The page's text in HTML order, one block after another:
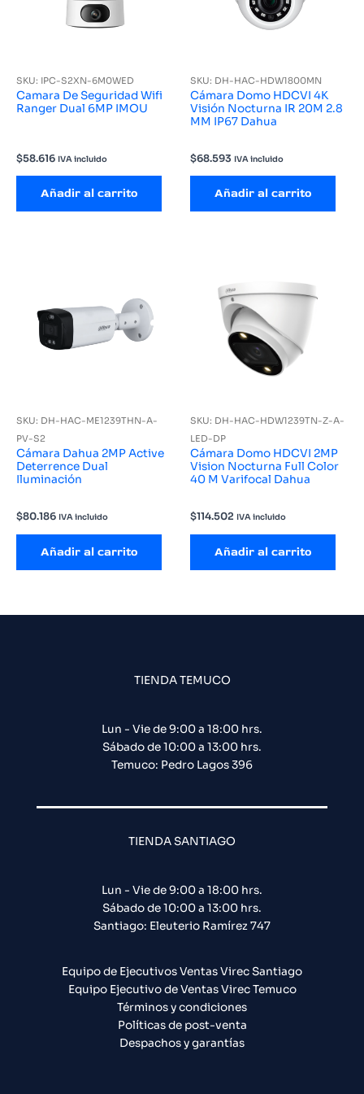
SKU: IPC-S2XN-6M0WED
Camara De Seguridad Wifi
Ranger Dual 6MP IMOU
$58.616 IVA incluido
Añadir al carrito
SKU: DH-HAC-HDW1800MN
Cámara Domo HDCVI 4K
Visión Nocturna IR 20M 2.8
MM IP67 Dahua
$68.593 IVA incluido
Añadir al carrito
SKU: DH-HAC-ME1239THN-A-
PV-S2
Cámara Dahua 2MP Active
Deterrence Dual
Iluminación
$80.186 IVA incluido
Añadir al carrito
SKU: DH-HAC-HDW1239TN-Z-A-
LED-DP
Cámara Domo HDCVI 2MP
Vision Nocturna Full Color
40 M Varifocal Dahua
$114.502 IVA incluido
Añadir al carrito
TIENDA TEMUCO
Lun - Vie de 9:00 a 18:00 hrs.
Sábado de 10:00 a 13:00 hrs.
Temuco: Pedro Lagos 396
TIENDA SANTIAGO
Lun - Vie de 9:00 a 18:00 hrs.
Sábado de 10:00 a 13:00 hrs.
Santiago: Eleuterio Ramírez 747​
Equipo de Ejecutivos Ventas Virec Santiago
Equipo Ejecutivo de Ventas Virec Temuco
Términos y condiciones
Políticas de post-venta
Despachos y garantías